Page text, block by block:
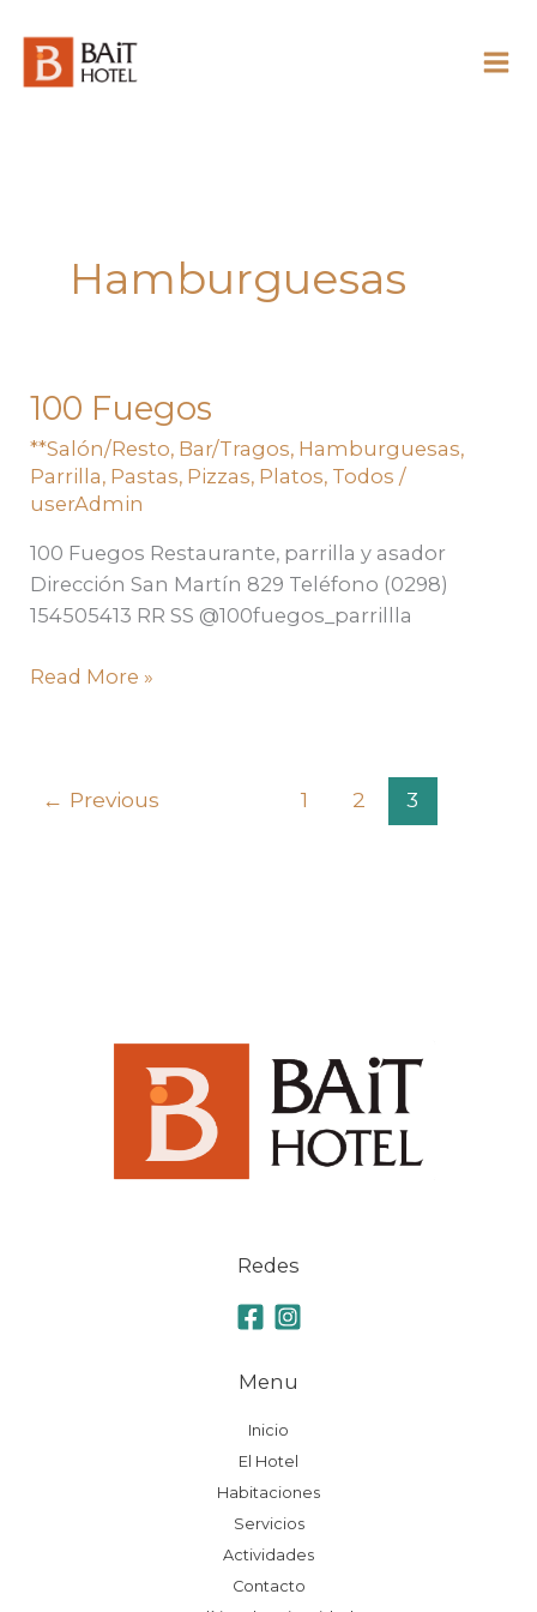
content
Hamburguesas
100 Fuegos
**Salón/Resto, Bar/Tragos, Hamburguesas,
Parrilla, Pastas, Pizzas, Platos, Todos /
userAdmin
100 Fuegos Restaurante, parrilla y asador
Dirección San Martín 829 Teléfono (0298)
154505413 RR SS @100fuegos_parrillla
100
Read More »
← Previous 1 2 3
Redes
Menu
Inicio
El Hotel
Habitaciones
Servicios
Actividades
Contacto